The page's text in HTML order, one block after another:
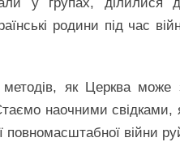
родини під час
як Церква може
наочними свідками,
війни